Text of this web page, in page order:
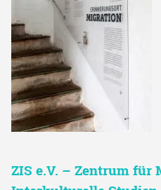
ZIS e.V. – Zentrum für